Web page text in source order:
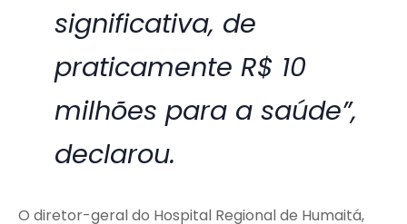
significativa, de
praticamente R$ 10
milhões para a saúde”,
declarou.
O diretor-geral do Hospital Regional de Humaitá,